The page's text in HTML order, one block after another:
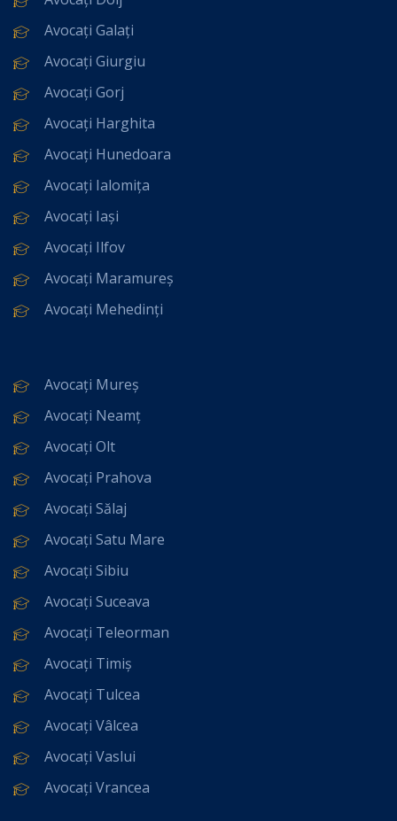
Avocați Galați
Avocați Giurgiu
Avocați Gorj
Avocați Harghita
Avocați Hunedoara
Avocați Ialomița
Avocați Iași
Avocați Ilfov
Avocați Maramureș
Avocați Mehedinți
Avocați Mureș
Avocați Neamț
Avocați Olt
Avocați Prahova
Avocați Sălaj
Avocați Satu Mare
Avocați Sibiu
Avocați Suceava
Avocați Teleorman
Avocați Timiș
Avocați Tulcea
Avocați Vâlcea
Avocați Vaslui
Avocați Vrancea